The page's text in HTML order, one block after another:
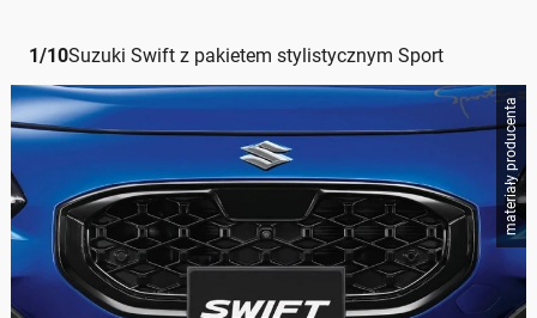
1/10Suzuki Swift z pakietem stylistycznym Sport
materiały producenta